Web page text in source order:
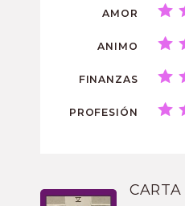
AMOR
ANIMO
FINANZAS
PROFESIÓN